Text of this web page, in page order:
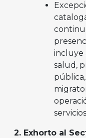
incluye
salud,
2. Exhorto al